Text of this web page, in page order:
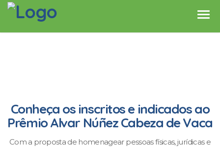
Conheça os inscritos e indicados ao
Prêmio Alvar Núñez Cabeza de Vaca
Com a proposta de homenagear pessoas físicas, jurídicas e